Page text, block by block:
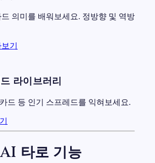
의미를 배워보세요. 정방향 및 역방
기
라이브러리
드 등 인기 스프레드를 익혀보세요.
타로 기능